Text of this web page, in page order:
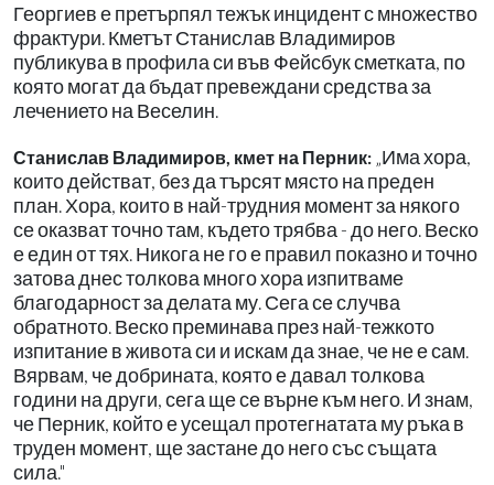
Георгиев е претърпял тежък инцидент с множество
фрактури. Кметът Станислав Владимиров
публикува в профила си във Фейсбук сметката, по
която могат да бъдат превеждани средства за
лечението на Веселин.
Станислав Владимиров, кмет на Перник: „Има хора,
които действат, без да търсят място на преден
план. Хора, които в най-трудния момент за някого
се оказват точно там, където трябва - до него. Веско
е един от тях. Никога не го е правил показно и точно
затова днес толкова много хора изпитваме
благодарност за делата му. Сега се случва
обратното. Веско преминава през най-тежкото
изпитание в живота си и искам да знае, че не е сам.
Вярвам, че добрината, която е давал толкова
години на други, сега ще се върне към него. И знам,
че Перник, който е усещал протегнатата му ръка в
труден момент, ще застане до него със същата
сила."